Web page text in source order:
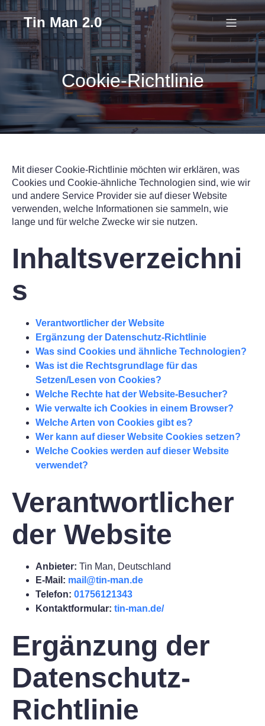
Tin Man 2.0
Cookie-Richtlinie
Mit dieser Cookie-Richtlinie möchten wir erklären, was
Cookies und Cookie-ähnliche Technologien sind, wie wir
und andere Service Provider sie auf dieser Website
verwenden, welche Informationen sie sammeln, wie
lange und für welche Zwecke wir sie nutzen.
Inhaltsverzeichni
s
Verantwortlicher der Website
Ergänzung der Datenschutz-Richtlinie
Was sind Cookies und ähnliche Technologien?
Was ist die Rechtsgrundlage für das
Setzen/Lesen von Cookies?
Welche Rechte hat der Website-Besucher?
Wie verwalte ich Cookies in einem Browser?
Welche Arten von Cookies gibt es?
Wer kann auf dieser Website Cookies setzen?
Welche Cookies werden auf dieser Website
verwendet?
Verantwortlicher
der Website
Anbieter: Tin Man, Deutschland
E-Mail: mail@tin-man.de
Telefon: 01756121343
Kontaktformular: tin-man.de/
Ergänzung der
Datenschutz-
Richtlinie